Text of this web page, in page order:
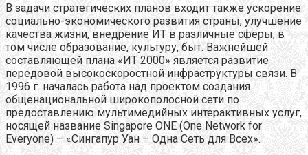
В задачи стратегических планов входит также ускорение
социально-экономического развития страны, улучшение
качества жизни, внедрение ИТ в различные сферы, в
том числе образование, культуру, быт. Важнейшей
составляющей плана «ИТ 2000» является развитие
передовой высокоскоростной инфраструктуры связи. В
1996 г. началась работа над проектом создания
общенациональной широкополосной сети по
предоставлению мультимедийных интерактивных услуг,
носящей название Singapore ONE (One Network for
Everyone) – «Сингапур Уан – Одна Сеть для Всех».